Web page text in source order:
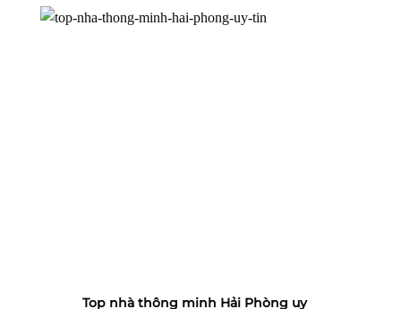
Top nhà thông minh Hải Phòng uy